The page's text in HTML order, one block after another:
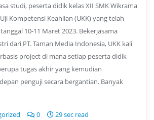
studi, peserta didik kelas XII SMK Wikrama
Kompetensi Keahlian (UKK) yang telah
10-11 Maret 2023. Bekerjasama
dari PT. Taman Media Indonesia, UKK kali
project di mana setiap peserta didik
tugas akhir yang kemudian
penguji secara bergantian. Banyak
0 29 sec read